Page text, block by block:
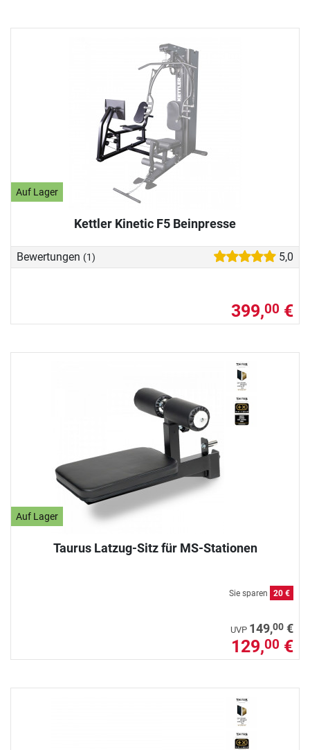
Auf Lager
Kettler Kinetic F5 Beinpresse
Bewertungen (1) 5,0
399,00 €
Auf Lager
Taurus Latzug-Sitz für MS-Stationen
Sie sparen 20 €
UVP 149,00 €
129,00 €